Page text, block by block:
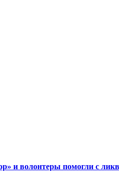
и волонтеры помогли с